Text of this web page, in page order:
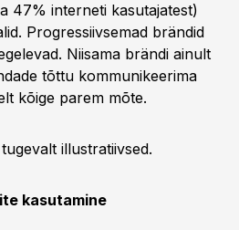
47% interneti kasutajatest)
Progressiivsemad brändid
Niisama brändi ainult
tõttu kommunikeerima
kõige parem mõte.
illustratiivsed.
kasutamine